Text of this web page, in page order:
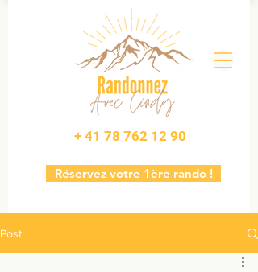
+ 41 78 762 12 90
Réservez votre 1ère rando !
Post